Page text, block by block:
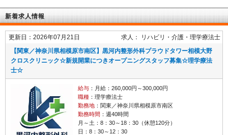
新着求人情報
更新日：2026年07月21日 求人： リハビリ・介護
理学療法士
【関東／神奈川県相模原市南区】黒河内整形外科プラウドタワー相模大野
クロスクリニック☆新規開業につきオープニングスタッフ募集☆理学療法
士☆
給与：月給：260,000円～300,000円
職種：理学療法士
勤務地：関東／神奈川県相模原市南区
勤務時間 ：週40時間
月～土：8：30～18：30（休憩120分）
日：8：30～12：30